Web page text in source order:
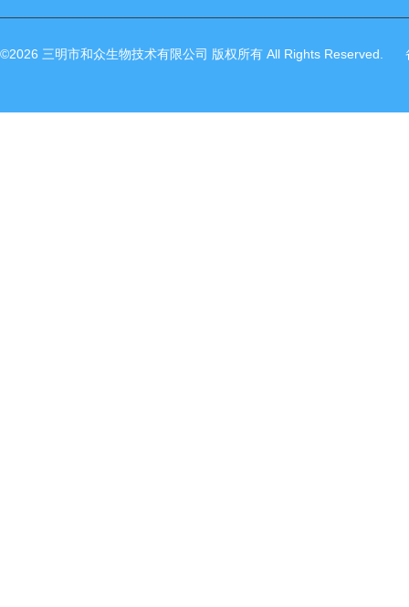
©2026 三明市和众生物技术有限公司 版权所有 All Rights Reserved.